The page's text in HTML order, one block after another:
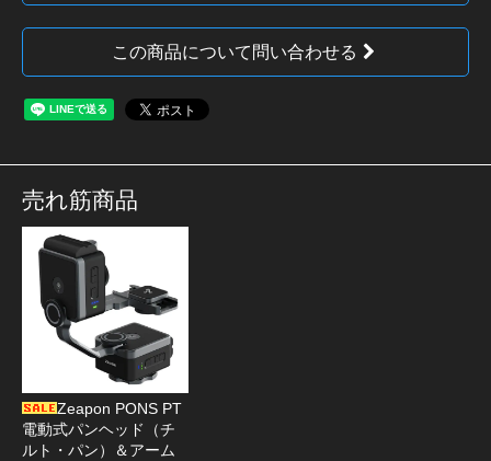
この商品について問い合わせる
売れ筋商品
Zeapon PONS PT
電動式パンヘッド（チ
ルト・パン）＆アーム